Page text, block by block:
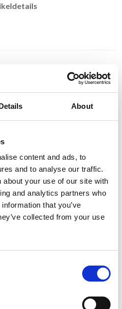
About
content and ads, to
and to analyse our traffic.
about your use of our site with
and analytics partners who
that you’ve
collected from your use
ACETONE
powierzchni, który szybko
Skutecznie usuwa nawet
farb, lakierów, silikonu,
szkle, ceramice i metalu. Może
powierzchni przed malowaniem i
wkrótce po aplikacji
dostępnych miejsc i pozwala